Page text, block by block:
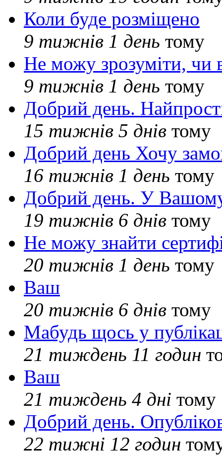
Коли буде розміщено
9 тижнів 1 день тому
Не можу зрозуміти, чи
9 тижнів 1 день тому
Добрий день.
15 тижнів 5 днів тому
Добрий день Хочу
16 тижнів 1 день тому
Добрий день. У Вашому
19 тижнів 6 днів тому
Не можу знайти
20 тижнів 1 день тому
Ваш
20 тижнів 6 днів тому
Мабудь щось у
21 тиждень 11 годин
Ваш
21 тиждень 4 дні тому
Добрий день.
22 тижні 12 годин